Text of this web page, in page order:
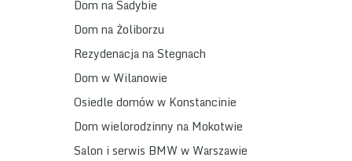
Dom na Sadybie
Dom na Żoliborzu
Rezydenacja na Stegnach
Dom w Wilanowie
Osiedle domów w Konstancinie
Dom wielorodzinny na Mokotwie
Salon i serwis BMW w Warszawie